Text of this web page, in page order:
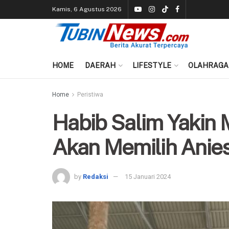
Kamis, 6 Agustus 2026
HOME DAERAH LIFESTYLE OLAHRAGA
Home Peristiwa
Habib Salim Yakin
Akan Memilih
by Redaksi 15 Januari 2024